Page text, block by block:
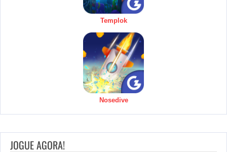
Templok
Nosedive
JOGUE AGORA!